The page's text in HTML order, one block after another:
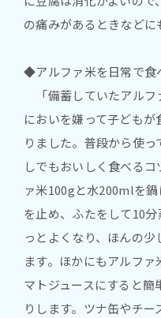
の痛みがあるときなどに
◆アルファ米を日常で食
「備蓄していたアルフ
においを嫌って子ども
りました。普段から使
しでもおいしく食べる
ァ米100gと水200mlを
を止め、ふたをして10
っとよくなり、ほんの
ます。ほかにもアルフ
マトジュースにすると
りします。ツナ缶やチ